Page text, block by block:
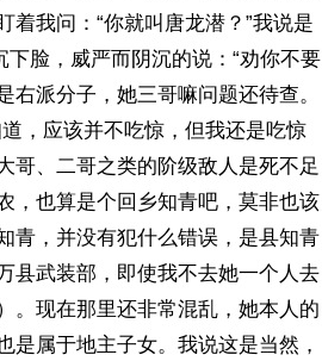
我问：“你就叫唐龙潜？”我说是
脸，威严而阴沉的说：“劝你不要
派分子，她三哥嘛问题还待查。
，应该并不吃惊，但我还是吃惊
哥、二哥之类的阶级敌人是死不足
，也算是个回乡知青吧，莫非也该
青，并没有犯什么错误，是县知青
县武装部，即使我不去她一个人去
。现在那里还非常混乱，她本人的
属于地主子女。我说这是当然，